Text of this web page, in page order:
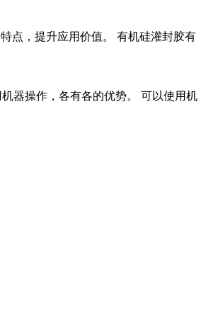
点，提升应用价值。 有机硅灌封胶有
器操作，各有各的优势。 可以使用机